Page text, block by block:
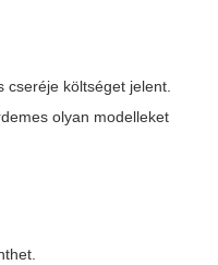
cseréje költséget jelent.
olyan modelleket